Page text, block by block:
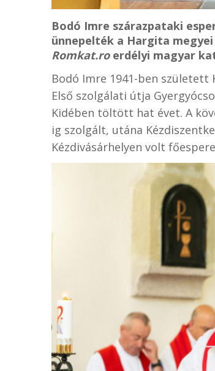
Bodó Imre szárazpataki
ünnepelték a Hargita
Romkat.roerdélyi magyar
Bodó Imre 1941-ben született
Első szolgálati útja
Kidében töltött hat évet. A
ig szolgált, utána
Kézdivásárhelyen volt